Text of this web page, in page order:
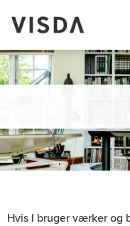
Hvis I bruger værker og